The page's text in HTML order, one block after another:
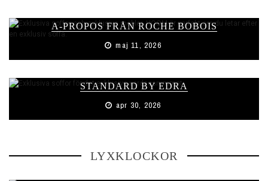
A-PROPOS FRÅN ROCHE BOBOIS
maj 11, 2026
STANDARD BY EDRA
apr 30, 2026
LYXKLOCKOR